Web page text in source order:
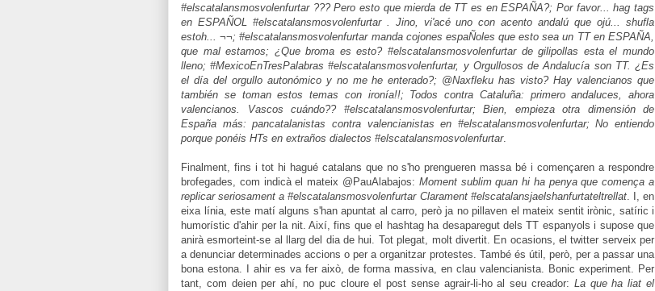
#elscatalansmosvolenfurtar ??? Pero esto que mierda de TT es en ESPAÑA?; Por favor... hag tags
en ESPAÑOL #elscatalansmosvolenfurtar . Jino, vi'acé uno con acento andalú que ojú... shufla
estoh... ¬¬; #elscatalansmosvolenfurtar manda cojones espaÑoles que esto sea un TT en ESPAÑA,
que mal estamos; ¿Que broma es esto? #elscatalansmosvolenfurtar de gilipollas esta el mundo
lleno; #MexicoEnTresPalabras #elscatalansmosvolenfurtar, y Orgullosos de Andalucía son TT. ¿Es
el día del orgullo autonómico y no me he enterado?; @Naxfleku has visto? Hay valencianos que
también se toman estos temas con ironía!!; Todos contra Cataluña: primero andaluces, ahora
valencianos. Vascos cuándo?? #elscatalansmosvolenfurtar; Bien, empieza otra dimensión de
España más: pancatalanistas contra valencianistas en #elscatalansmosvolenfurtar; No entiendo
porque ponéis HTs en extraños dialectos #elscatalansmosvolenfurtar.
Finalment, fins i tot hi hagué catalans que no s'ho prengueren massa bé i començaren a respondre
brofegades, com indicà el mateix @PauAlabajos: Moment sublim quan hi ha penya que comença a
replicar seriosament a #elscatalansmosvolenfurtar Clarament #elscatalansjaelshanfurtateltrellat. I, en
eixa línia, este matí alguns s'han apuntat al carro, però ja no pillaven el mateix sentit irònic, satíric i
humorístic d'ahir per la nit. Així, fins que el hashtag ha desaparegut dels TT espanyols i supose que
anirà esmorteint-se al llarg del dia de hui. Tot plegat, molt divertit. En ocasions, el twitter serveix per
a denunciar determinades accions o per a organitzar protestes. També és útil, però, per a passar una
bona estona. I ahir es va fer això, de forma massiva, en clau valencianista. Bonic experiment. Per
tant, com deien per ahí, no puc cloure el post sense agrair-li-ho al seu creador: La que ha liat el